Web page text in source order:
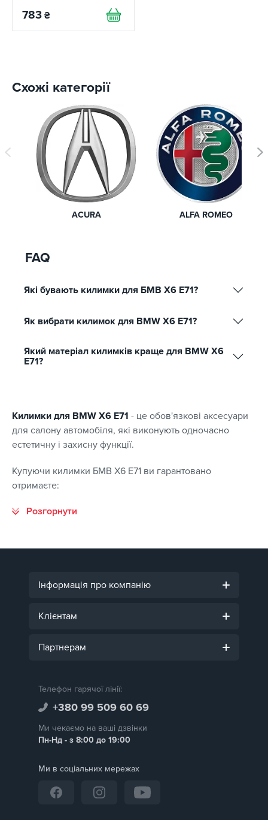
783 ₴
Схожі категорії
ACURA ALFA ROMEO
FAQ
Які бувають килимки для БМВ Х6 Е71?
Як вибрати килимок для BMW X6 E71?
Який матеріал килимків краще для BMW X6
E71?
Килимки для BMW X6 E71 - це обов'язкові аксесуари
для салону автомобіля, які виконують одночасно
естетичну і захисну функції.
Купуючи килимки БМВ Х6 Е71 ви гарантовано
отримаєте:
Інформація про компанію
Клієнтам
Партнерам
Телефон гарячої лінії:
+380 99 509 60 69
Ми чекаємо на ваші дзвінки
Пн-Нд - з 8:00 до 19:00
Ми в соціальних мережах